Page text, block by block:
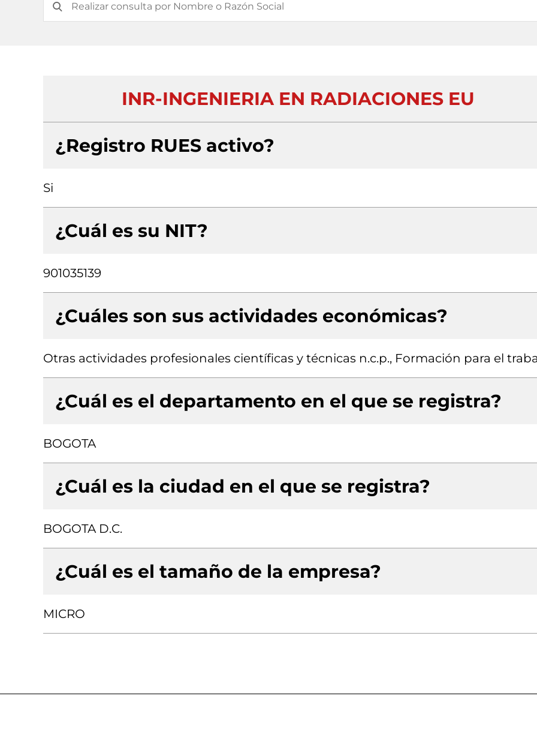
INR-INGENIERIA EN RADIACIONES EU
¿Registro RUES activo?
Si
¿Cuál es su NIT?
901035139
¿Cuáles son sus actividades económicas?
Otras actividades profesionales científicas y técnicas n.c.p., Formación para el
¿Cuál es el departamento en el que se registra?
BOGOTA
¿Cuál es la ciudad en el que se registra?
BOGOTA D.C.
¿Cuál es el tamaño de la empresa?
MICRO